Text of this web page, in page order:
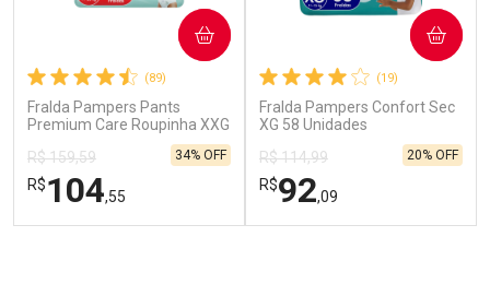
Ver Desconto Convênio
(89)
Fralda Pampers Pants
Premium Care Roupinha XXG
R$ 159,59
R$104,55
34% OFF
COMPRAR
(19)
Fralda Pampers Confort Sec
XG 58 Unidades
R$ 114,99
R$92,09
20% OFF
COMPRAR